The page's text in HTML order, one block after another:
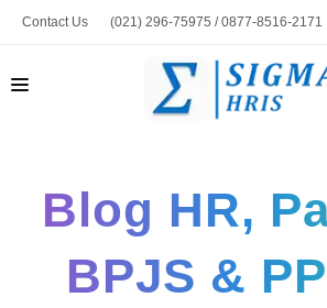
Contact Us (021) 296-75975 / 0877-8516-2171
marketing@sigmahris.com
PRODUK
HUBUNGI KAMI
Blog HR,
BPJS &